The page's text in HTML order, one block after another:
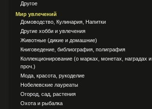
Другое
Мир увлечений
Домоводство, Кулинария, Напитки
Другие хобби и увлечения
Животные (дикие и домашние)
Книговедение, библиография, полиграфия
Коллекционирование (о марках, монетах, наградах и
проч.)
Мода, красота, рукоделие
Нобелевские лауреаты
Огород, сад, растения
Охота и рыбалка